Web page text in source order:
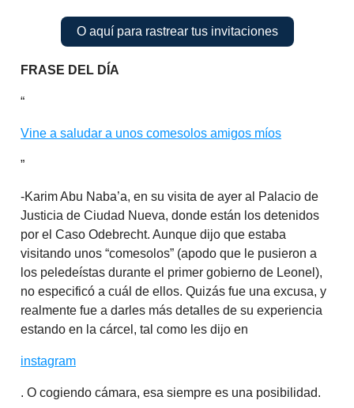
O aquí para rastrear tus invitaciones
FRASE DEL DÍA
“
Vine a saludar a unos comesolos amigos míos
”
-Karim Abu Naba’a, en su visita de ayer al Palacio de
Justicia de Ciudad Nueva, donde están los detenidos
por el Caso Odebrecht. Aunque dijo que estaba
visitando unos “comesolos” (apodo que le pusieron a
los peledeístas durante el primer gobierno de Leonel),
no especificó a cuál de ellos. Quizás fue una excusa, y
realmente fue a darles más detalles de su experiencia
estando en la cárcel, tal como les dijo en
instagram
. O cogiendo cámara, esa siempre es una posibilidad.